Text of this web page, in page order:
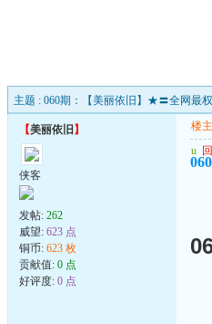
主题 : 060期：【美丽依旧】★〓全网最
【美丽依旧 】
侠客
发帖: 262
威望: 623 点
铜币: 623 枚
贡献值: 0 点
好评度: 0 点
楼主
u